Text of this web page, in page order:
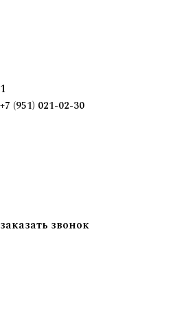
1
+7 (951) 021-02-30
заказать звонок